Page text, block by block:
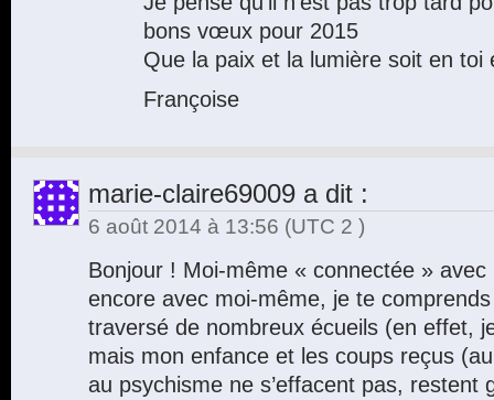
bons vœux pour 2015
Que la paix et la lumière soit en toi
Françoise
marie-claire69009 a dit :
6 août 2014 à 13:56 (UTC 2 )
Bonjour ! Moi-même « connectée » avec
encore avec moi-même, je te
traversé de nombreux écueils (en effet,
mais mon enfance et les coups reçus
au psychisme ne s’effacent pas, restent